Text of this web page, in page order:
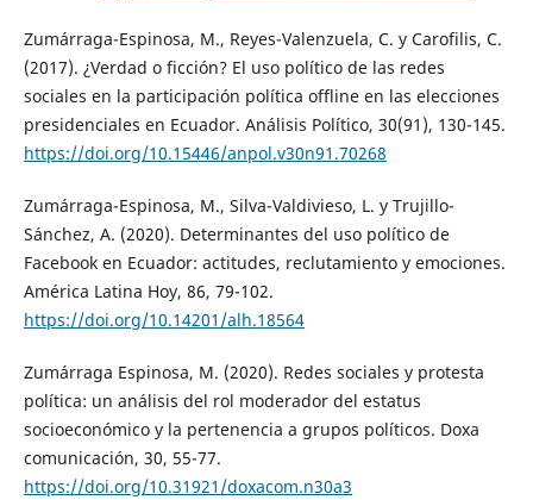
Zumárraga-Espinosa, M., Reyes-Valenzuela, C. y Carofilis, C.
(2017). ¿Verdad o ficción? El uso político de las redes
sociales en la participación política offline en las elecciones
presidenciales en Ecuador. Análisis Político, 30(91), 130-145.
https://doi.org/10.15446/anpol.v30n91.70268
Zumárraga-Espinosa, M., Silva-Valdivieso, L. y Trujillo-
Sánchez, A. (2020). Determinantes del uso político de
Facebook en Ecuador: actitudes, reclutamiento y emociones.
América Latina Hoy, 86, 79-102.
https://doi.org/10.14201/alh.18564
Zumárraga Espinosa, M. (2020). Redes sociales y protesta
política: un análisis del rol moderador del estatus
socioeconómico y la pertenencia a grupos políticos. Doxa
comunicación, 30, 55-77.
https://doi.org/10.31921/doxacom.n30a3